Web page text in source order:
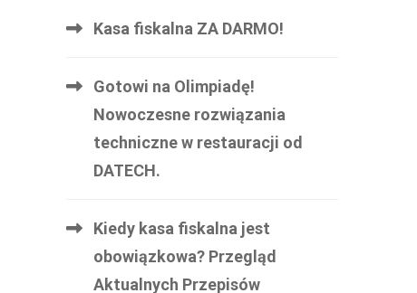
Kasa fiskalna ZA DARMO!
Gotowi na Olimpiadę!
Nowoczesne rozwiązania
techniczne w restauracji od
DATECH.
Kiedy kasa fiskalna jest
obowiązkowa? Przegląd
Aktualnych Przepisów